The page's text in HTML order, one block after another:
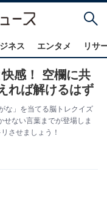
ネス エンタメ リサ
快感！ 空欄に共
れば解けるはず
な」を当てる脳トレクイズ
ない言葉までが登場しま
させましょう！